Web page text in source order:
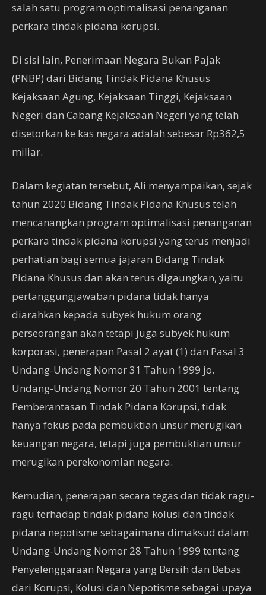
salah satu program optimalisasi penanganan
perkara tindak pidana korupsi.
Di sisi lain, Penerimaan Negara Bukan Pajak
(PNBP) dari Bidang Tindak Pidana Khusus
Kejaksaan Agung, Kejaksaan Tinggi, Kejaksaan
Negeri dan Cabang Kejaksaan Negeri yang telah
disetorkan ke kas negara adalah sebesar Rp362,5
miliar.
Dalam kegiatan tersebut, Ali menyampaikan, sejak
tahun 2020 Bidang Tindak Pidana Khusus telah
mencanangkan program optimalisasi penanganan
perkara tindak pidana korupsi yang terus menjadi
perhatian bagi semua jajaran Bidang Tindak
Pidana Khusus dan akan terus digaungkan, yaitu
pertanggungjawaban pidana tidak hanya
diarahkan kepada subyek hukum orang
perseorangan akan tetapi juga subyek hukum
korporasi, penerapan Pasal 2 ayat (1) dan Pasal 3
Undang-Undang Nomor 31 Tahun 1999 jo.
Undang-Undang Nomor 20 Tahun 2001 tentang
Pemberantasan Tindak Pidana Korupsi, tidak
hanya fokus pada pembuktian unsur merugikan
keuangan negara, tetapi juga pembuktian unsur
merugikan perekonomian negara.
Kemudian, penerapan secara tegas dan tidak ragu-
ragu terhadap tindak pidana kolusi dan tindak
pidana nepotisme sebagaimana dimaksud dalam
Undang-Undang Nomor 28 Tahun 1999 tentang
Penyelenggaraan Negara yang Bersih dan Bebas
dari Korupsi, Kolusi dan Nepotisme sebagai upaya